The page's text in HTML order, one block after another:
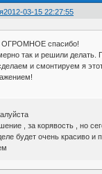
2012-03-15 22:27:55
спасибо!
так и решили делать.
и смонтируем я
, за корявость , но
будет очень красиво и